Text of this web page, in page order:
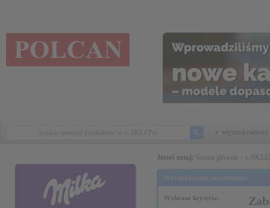
wyszukiwanie
Jesteś tutaj: Strona główna > e-
Wyszukiwanie rozszerzone:
Wybrane kryteria: